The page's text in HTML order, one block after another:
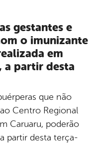
gestantes e
o imunizante
em
a partir desta
que não
Centro Regional
Caruaru, poderão
partir desta terça-